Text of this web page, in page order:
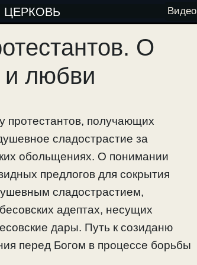
ЦЕРКОВЬ Видео
О
и любви
протестантов, получающих
сладострастие за
обольщениях. О понимании
предлогов для сокрытия
сладострастием,
адептах, несущих
дары. Путь к созиданю
перед Богом в процессе борьбы